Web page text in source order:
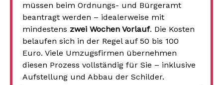
müssen beim Ordnungs- und Bürgeramt
beantragt werden – idealerweise mit
mindestens zwei Wochen Vorlauf. Die Kosten
belaufen sich in der Regel auf 50 bis 100
Euro. Viele Umzugsfirmen übernehmen
diesen Prozess vollständig für Sie – inklusive
Aufstellung und Abbau der Schilder.